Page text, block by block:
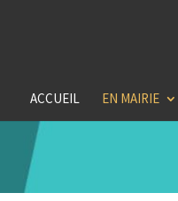
ACCUEIL EN MAIRIE